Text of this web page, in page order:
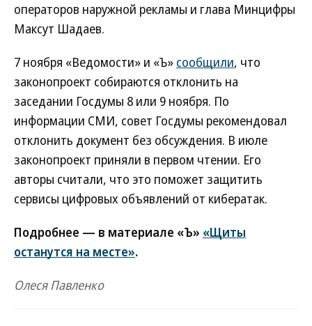
операторов наружной рекламы и глава Минцифры
Максут Шадаев.
7 ноября «Ведомости» и «Ъ» сообщили, что
законопроект собираются отклонить на
заседании Госдумы 8 или 9 ноября. По
информации СМИ, совет Госдумы рекомендовал
отклонить документ без обсуждения. В июле
законопроект приняли в первом чтении. Его
авторы считали, что это поможет защитить
сервисы цифровых объявлений от кибератак.
Подробнее — в материале «Ъ» «Щиты
останутся на месте».
Олеся Павленко